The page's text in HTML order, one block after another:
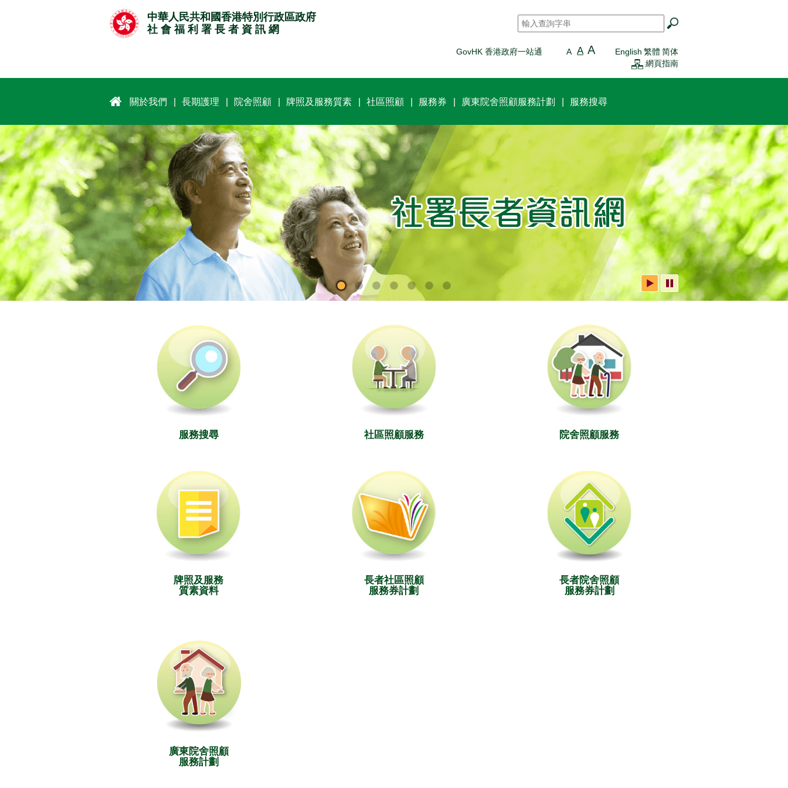
中華人民共和國香港特別行政區政府
社 會 福 利 署 長 者 資 訊 網
搜尋 *
GovHK 香港政府一站通 A A A English 繁體 简体
網頁指南
關於我們 長期護理 院舍照顧 牌照及服務質素 社區照顧 服務券 廣東院舍照顧服務計劃 服務搜尋
服務搜尋 社區照顧服務 院舍照顧服務
牌照及服務
質素資料
長者社區照顧
服務券計劃
長者院舍照顧
服務券計劃
廣東院舍照顧
服務計劃